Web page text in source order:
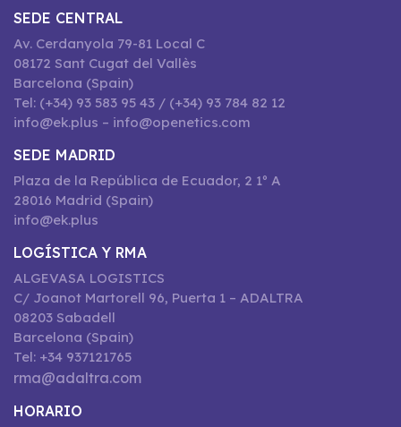
SEDE CENTRAL
Av. Cerdanyola 79-81 Local C
08172 Sant Cugat del Vallès
Barcelona (Spain)
Tel: (+34) 93 583 95 43 / (+34) 93 784 82 12
info@ek.plus – info@openetics.com
SEDE MADRID
Plaza de la República de Ecuador, 2 1º A
28016 Madrid (Spain)
info@ek.plus
LOGÍSTICA Y RMA
ALGEVASA LOGISTICS
C/ Joanot Martorell 96, Puerta 1 – ADALTRA
08203 Sabadell
Barcelona (Spain)
Tel: +34 937121765
rma@adaltra.com
HORARIO